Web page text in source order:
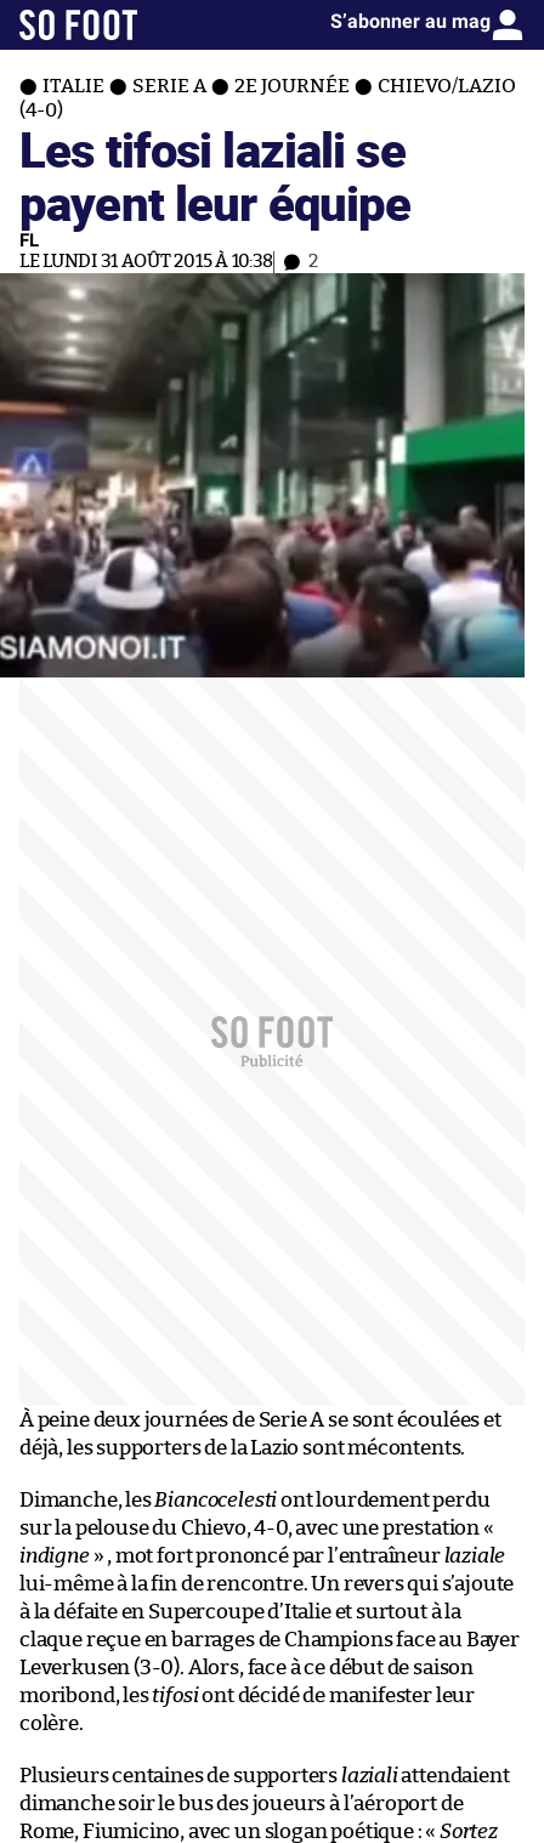
S’abonner au mag
ITALIE SERIE A 2E JOURNÉE
CHIEVO/LAZIO
(4-0)
Les tifosi laziali se
payent leur équipe
FL
LE LUNDI 31 AOÛT 2015 À 10:38 2
À peine deux journées de Serie A se sont écoulées et
déjà, les supporters de la Lazio sont mécontents.
Dimanche, lesBiancocelestiont lourdement perdu
sur la pelouse du Chievo, 4-0, avec une prestation «
indigne» , mot fort prononcé par l’entraîneur laziale
lui-même à la fin de rencontre. Un revers qui s’ajoute
à la défaite en Supercoupe d’Italie et surtout à la
claque reçue en barrages de Champions face au Bayer
Leverkusen (3-0). Alors, face à ce début de saison
moribond, lestifosiont décidé de manifester leur
colère.
Plusieurs centaines de supporters lazialiattendaient
dimanche soir le bus des joueurs à l’aéroport de
Rome, Fiumicino, avec un slogan poétique : « Sortez